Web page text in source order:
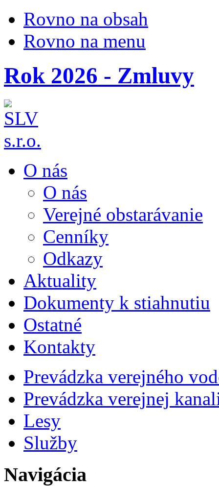
Rovno na obsah
Rovno na menu
Rok 2026 - Zmluvy
O nás
O nás
Verejné obstarávanie
Cenníky
Odkazy
Aktuality
Dokumenty k stiahnutiu
Ostatné
Kontakty
Prevádzka verejného
Prevádzka verejnej
Lesy
Služby
Navigácia